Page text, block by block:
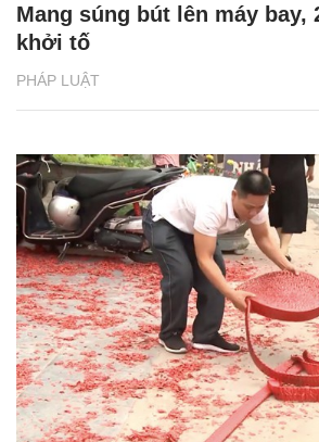
PHÁP LUẬT
Mang súng bút lên máy bay,
khởi tố